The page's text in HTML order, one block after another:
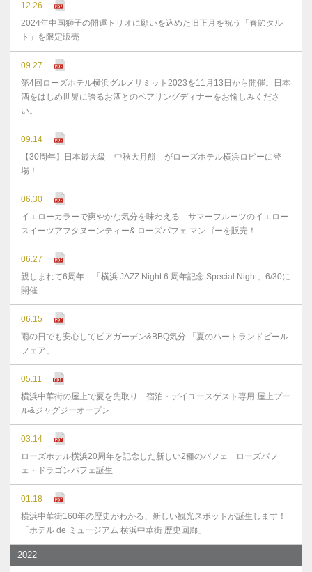
12.26
2024年中国獅子の開運トリオに願いを込めた旧正月を祝う「春節タル
ト」を限定販売
09.27
第4回ローズホテル横浜グルメサミット2023を11月13日から開催。日本
酒をはじめ世界に誇るお酒とのペアリングディナーをお愉しみくださ
い。
09.14
【30周年】日本最大級「中秋大月餅」がローズホテル横浜ロビーに登
場！
06.30
イエローカラーで爽やかな気分を味わえる サマーフルーツのイエロー
スイーツアフタヌーンティー& ローズパフェ マンゴーを販売！
06.27
親しまれて6周年 「横浜 JAZZ Night 6 周年記念 Special Night」6/30に
開催
06.15
雨の日でも安心してビアガーデン&BBQ気分 「夏のハートランドビール
フェア」
05.11
横浜中華街の屋上で夏を先取り 宿泊・デイユースゲスト専用 屋上プー
ル&ジャグジーオープン
03.14
ローズホテル横浜20周年を記念した新しい2種のパフェ ローズパフ
ェ・ドラゴンパフェ誕生
01.18
横浜中華街160年の歴史がわかる、新しい観光スポットが誕生します！
「ホテル de ミュージアム 横浜中華街 歴史回廊」
2022